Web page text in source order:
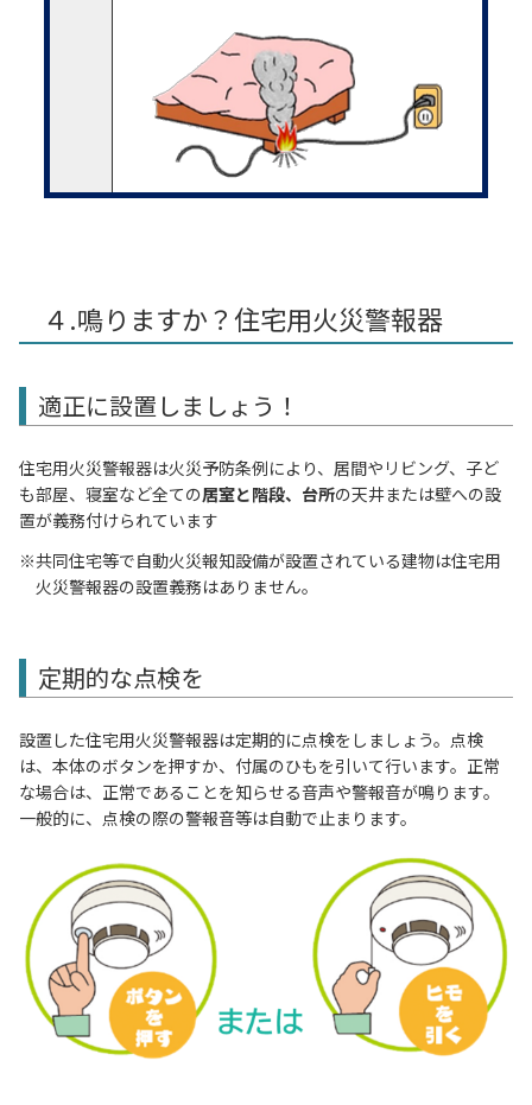
４.鳴りますか？住宅用火災警報器
適正に設置しましょう！
住宅用火災警報器は火災予防条例により、居間やリビング、子ど
も部屋、寝室など全ての居室と階段、台所の天井または壁への設
置が義務付けられています
共同住宅等で自動火災報知設備が設置されている建物は住宅用
火災警報器の設置義務はありません。
定期的な点検を
設置した住宅用火災警報器は定期的に点検をしましょう。点検
は、本体のボタンを押すか、付属のひもを引いて行います。正常
な場合は、正常であることを知らせる音声や警報音が鳴ります。
一般的に、点検の際の警報音等は自動で止まります。